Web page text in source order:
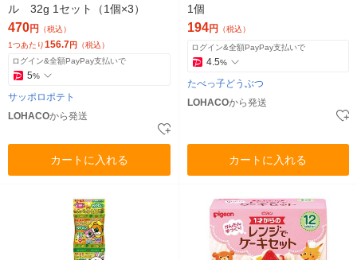
ル 32g 1セット（1個×3）
470円
（税込）
1つあたり156.7円 （税込）
ログイン&全額PayPay支払いで
5%
サッポロポテト
LOHACOから発送
カートに入れる
1個
194円 （税込）
ログイン&全額PayPay支払いで
4.5%
たべっ子どうぶつ
LOHACOから発送
カートに入れる